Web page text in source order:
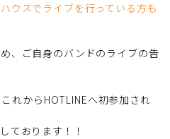
ウスでライブを行っている方も
、ご自身のバンドのライブの告
れからHOTLINEへ初参加され
ております！！